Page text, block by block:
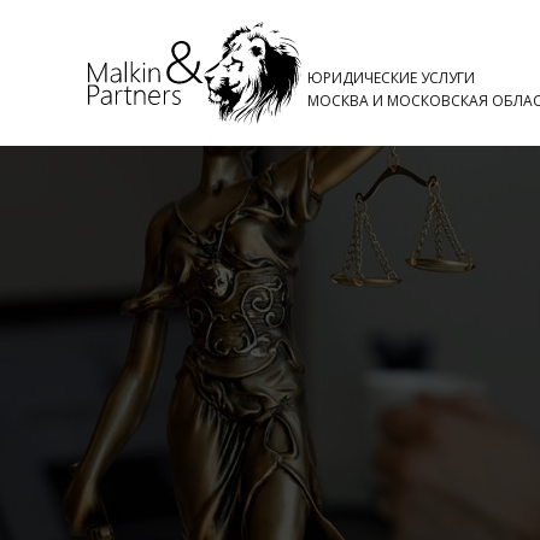
ЮРИДИЧЕСКИЕ УСЛУГИ
МОСКВА И МОСКОВСКАЯ